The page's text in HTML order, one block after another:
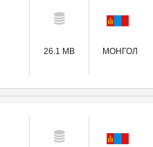
26.1 MB МОНГОЛ